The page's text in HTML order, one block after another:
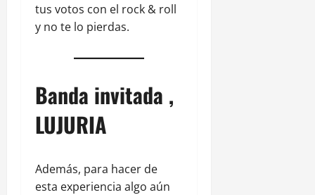
tus votos con el rock & roll
y no te lo pierdas.
Banda invitada ,
LUJURIA
Además, para hacer de
esta experiencia algo aún